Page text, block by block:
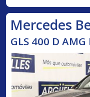
Mercedes
GLS 400 D